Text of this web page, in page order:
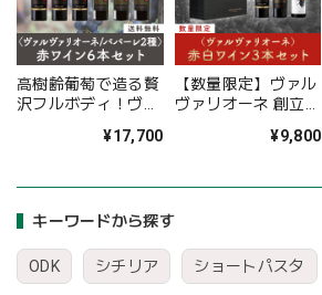
キーワードから探す
ODK シチリア ショートパスタ
高樹齢葡萄で造る贅
沢フルボディ！ヴァ
イン6本セット
料〉(B706077)
¥17,700
【数量限定】ヴァル
ヴァリオーネ 創立
ックスワイン3本セ
16%OFF＆送料無
¥9,800